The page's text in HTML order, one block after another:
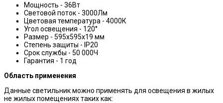
Мощность - 36Вт
Световой поток - 3000Лм
Цветовая температура - 4000К
Угол освещения - 120°
Размер - 595х595х19 мм
Степень защиты - IP20
Срок службы - 50 000Ч
Гарантия - 1 год
Область применения
Данные светильник можно применять для освещения в жилых
не жилых помещениях таких как: